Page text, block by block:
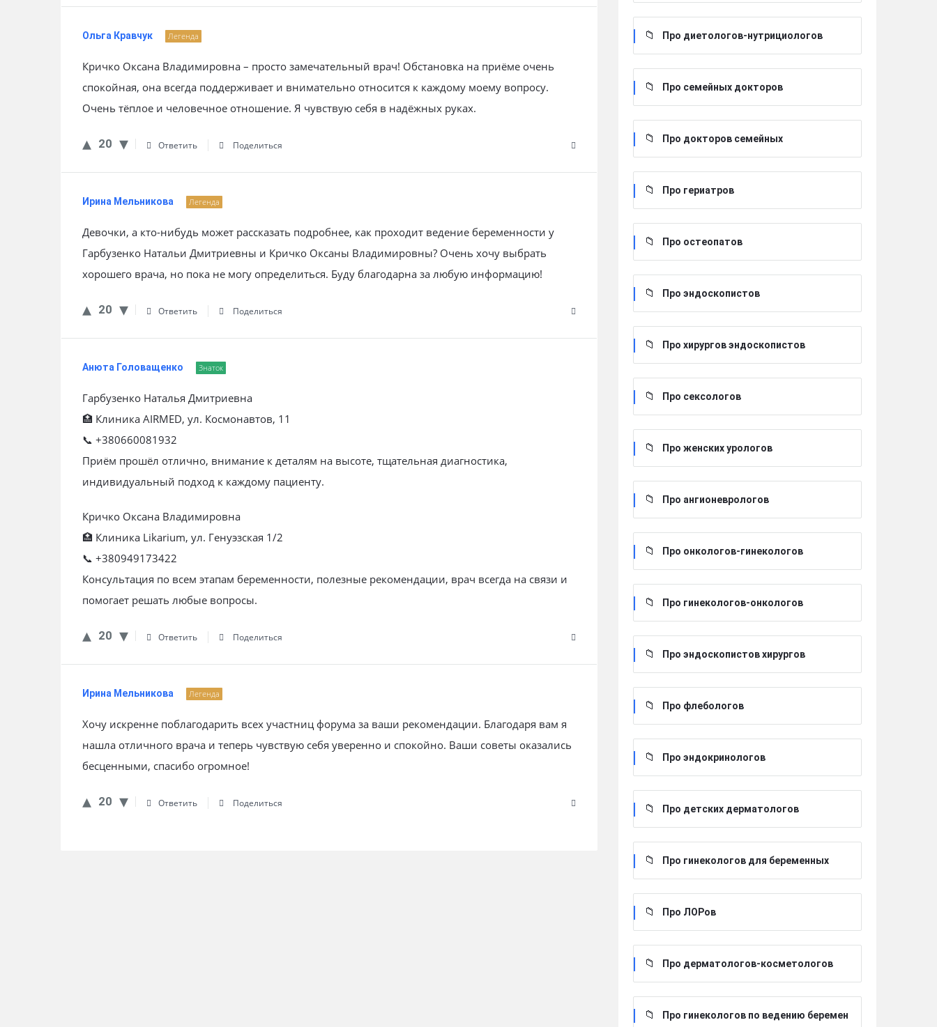
Ольга Кравчук Легенда
Кричко Оксана Владимировна – просто замечательный врач! Обстановка на приёме очень
спокойная, она всегда поддерживает и внимательно относится к каждому моему вопросу.
Очень тёплое и человечное отношение. Я чувствую себя в надёжных руках.
20 Ответить Поделиться
Ирина Мельникова Легенда
Девочки, а кто-нибудь может рассказать подробнее, как проходит ведение беременности у
Гарбузенко Натальи Дмитриевны и Кричко Оксаны Владимировны? Очень хочу выбрать
хорошего врача, но пока не могу определиться. Буду благодарна за любую информацию!
20 Ответить Поделиться
Анюта Головащенко Знаток
Гарбузенко Наталья Дмитриевна
🏥 Клиника AIRMED, ул. Космонавтов, 11
📞 +380660081932
Приём прошёл отлично, внимание к деталям на высоте, тщательная диагностика,
индивидуальный подход к каждому пациенту.
Кричко Оксана Владимировна
🏥 Клиника Likarium, ул. Генуэзская 1/2
📞 +380949173422
Консультация по всем этапам беременности, полезные рекомендации, врач всегда на связи и
помогает решать любые вопросы.
20 Ответить Поделиться
Ирина Мельникова Легенда
Хочу искренне поблагодарить всех участниц форума за ваши рекомендации. Благодаря вам я
нашла отличного врача и теперь чувствую себя уверенно и спокойно. Ваши советы оказались
бесценными, спасибо огромное!
20 Ответить Поделиться
Про диетологов-нутрициологов
Про семейных докторов
Про докторов семейных
Про гериатров
Про остеопатов
Про эндоскопистов
Про хирургов эндоскопистов
Про сексологов
Про женских урологов
Про ангионеврологов
Про онкологов-гинекологов
Про гинекологов-онкологов
Про эндоскопистов хирургов
Про флебологов
Про эндокринологов
Про детских дерматологов
Про гинекологов для беременных
Про ЛОРов
Про дерматологов-косметологов
Про гинекологов по ведению беремен